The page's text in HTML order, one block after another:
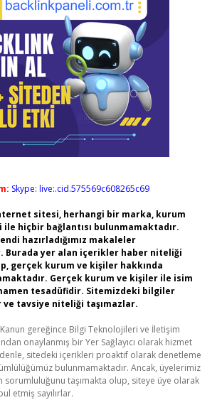
Skype: live:.cid.575569c608265c69
sitesi, herhangi bir marka, kurum
ile hiçbir bağlantısı bulunmamaktadır.
hazırladığımız makaleler
Burada yer alan içerikler haber niteliği
gerçek kurum ve kişiler hakkında
Gerçek kurum ve kişiler ile isim
tesadüfidir. Sitemizdeki bilgiler
tavsiye niteliği taşımazlar.
Kanun gereğince Bilgi Teknolojileri ve İletişim
onaylanmış bir Yer Sağlayıcı olarak hizmet
sitedeki içerikleri proaktif olarak denetleme
bulunmamaktadır. Ancak, üyelerimiz
sorumluluğunu taşımakta olup, siteye üye olarak
etmiş sayılırlar.